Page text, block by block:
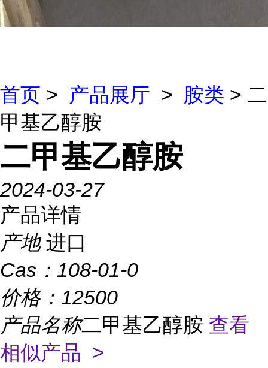
首页 > 产品展厅 > 胺类 > 二
甲基乙醇胺
二甲基乙醇胺
2024-03-27
产品详情
产地 进口
Cas： 108-01-0
价格： 12500
产品名称二甲基乙醇胺 查看
相似产品 >